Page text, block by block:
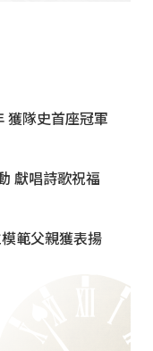
獲隊史首座冠軍
獻唱詩歌祝福
範父親獲表揚